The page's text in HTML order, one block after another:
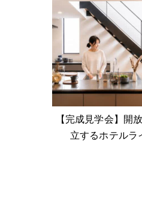
【完成見学会】開
立するホテルラ